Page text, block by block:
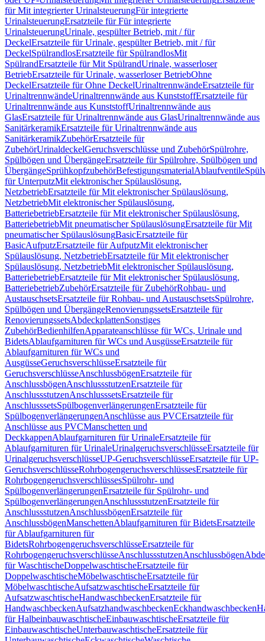
für Mit integrierter UrinalsteuerungFür integrierte
UrinalsteuerungErsatzteile für Für integrierte
UrinalsteuerungUrinale, gespülter Betrieb, mit / für
DeckelErsatzteile für Urinale, gespülter Betrieb, mit / für
DeckelSpülrandlosErsatzteile für SpülrandlosMit
SpülrandErsatzteile für Mit SpülrandUrinale, wasserloser
BetriebErsatzteile für Urinale, wasserloser BetriebOhne
DeckelErsatzteile für Ohne DeckelUrinaltrennwändeErsatzteile für
UrinaltrennwändeUrinaltrennwände aus KunststoffErsatzteile für
Urinaltrennwände aus KunststoffUrinaltrennwände aus
GlasErsatzteile für Urinaltrennwände aus GlasUrinaltrennwände aus
SanitärkeramikErsatzteile für Urinaltrennwände aus
SanitärkeramikZubehörErsatzteile für
ZubehörUrinaldeckelGeruchsverschlüsse und ZubehörSpülrohre,
Spülbögen und ÜbergängeErsatzteile für Spülrohre, Spülbögen und
ÜbergängeSprühkopfzubehörBefestigungsmaterialAblaufventile
für UnterputzMit elektronischer Spülauslösung,
NetzbetriebErsatzteile für Mit elektronischer Spülauslösung,
NetzbetriebMit elektronischer Spülauslösung,
BatteriebetriebErsatzteile für Mit elektronischer Spülauslösung,
BatteriebetriebMit pneumatischer SpülauslösungErsatzteile für Mit
pneumatischer SpülauslösungBasicErsatzteile für
BasicAufputzErsatzteile für AufputzMit elektronischer
Spülauslösung, NetzbetriebErsatzteile für Mit elektronischer
Spülauslösung, NetzbetriebMit elektronischer Spülauslösung,
BatteriebetriebErsatzteile für Mit elektronischer Spülauslösung,
BatteriebetriebZubehörErsatzteile für ZubehörRohbau- und
AustauschsetsErsatzteile für Rohbau- und AustauschsetsSpülrohre,
Spülbögen und ÜbergängeRenovierungssetsErsatzteile für
RenovierungssetsAbdeckplattenSonstiges
ZubehörBedienhilfenApparateanschlüsse für WCs, Urinale und
BidetsAblaufgarnituren für WCs und AusgüsseErsatzteile für
Ablaufgarnituren für WCs und
AusgüsseGeruchsverschlüsseErsatzteile für
GeruchsverschlüsseAnschlussbögenErsatzteile für
AnschlussbögenAnschlussstutzenErsatzteile für
AnschlussstutzenAnschlusssetsErsatzteile für
AnschlusssetsSpülbogenverlängerungenErsatzteile für
SpülbogenverlängerungenAnschlüsse aus PVCErsatzteile für
Anschlüsse aus PVCManschetten und
DeckkappenAblaufgarnituren für UrinaleErsatzteile für
Ablaufgarnituren für UrinaleUrinalgeruchsverschlüsseErsatzteile für
UrinalgeruchsverschlüsseUP-GeruchsverschlüsseErsatzteile für UP-
GeruchsverschlüsseRohrbogengeruchsverschlüssesErsatzteile für
RohrbogengeruchsverschlüssesSpülrohr- und
SpülbogenverlängerungenErsatzteile für Spülrohr- und
SpülbogenverlängerungenAnschlussstutzenErsatzteile für
AnschlussstutzenAnschlussbögenErsatzteile für
AnschlussbögenManschettenAblaufgarnituren für BidetsErsatzteile
für Ablaufgarnituren für
BidetsRohrbogengeruchsverschlüsseErsatzteile für
RohrbogengeruchsverschlüsseAnschlussstutzenAnschlussbögen
für WaschtischeDoppelwaschtischeErsatzteile für
DoppelwaschtischeMöbelwaschtischeErsatzteile für
MöbelwaschtischeAufsatzwaschtischeErsatzteile für
AufsatzwaschtischeHandwaschbeckenErsatzteile für
HandwaschbeckenAufsatzhandwaschbeckenEckhandwaschbecken
für HalbeinbauwaschtischeEinbauwaschtischeErsatzteile für
EinbauwaschtischeUnterbauwaschtischeErsatzteile für